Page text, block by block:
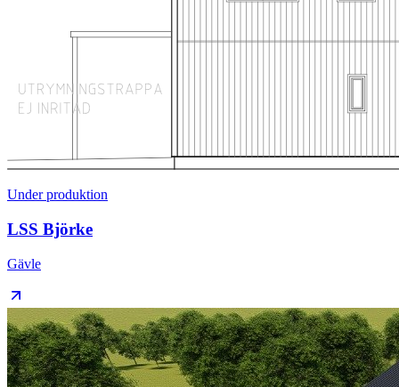
Under produktion
LSS Björke
Gävle